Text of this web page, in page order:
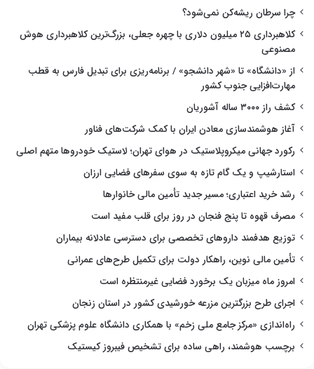
چرا سرطان ریشه‌کن نمی‌شود؟
کلاهبرداری ۲۵ میلیون دلاری با چهره جعلی، بزرگ‌ترین کلاهبرداری هوش
مصنوعی
از «دانشگاه» تا «شهر دانشجو» / برنامه‌ریزی برای تبدیل فارس به قطب
مهارت‌افزایی جنوب کشور
کشف راز ۳۰۰۰ ساله آشوریان
آغاز هوشمندسازی معادن ایران با کمک شرکت‌های فناور
رکورد جهانی میکروپلاستیک در هوای تهران؛ لاستیک خودروها متهم اصلی
استارشیپ و یک گام تازه به سوی سفرهای فضایی ارزان
رشد خرید اعتباری؛ مسیر جدید تأمین مالی خانوارها
مصرف قهوه تا پنج فنجان در روز برای قلب مفید است
توزیع هدفمند داروهای تخصصی برای دسترسی عادلانه بیماران
تأمین مالی نوین، راهکار دولت برای تکمیل طرح‌های عمرانی
امروز ماه میزبان یک برخورد فضایی غیرمنتظره است
اجرای طرح بزرگترین مزرعه خورشیدی کشور در استان زنجان
راه‌اندازی «مرکز جامع ملی زخم» با همکاری دانشگاه علوم پزشکی تهران
برچسب هوشمند، راهی ساده برای تشخیص فیبروز کیستیک